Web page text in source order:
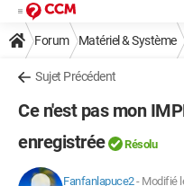
Forum Matériel & Système
Sujet Précédent
Ce n'est pas mon
enregistrée
Résolu
Fanfanlapuce2- Modifié